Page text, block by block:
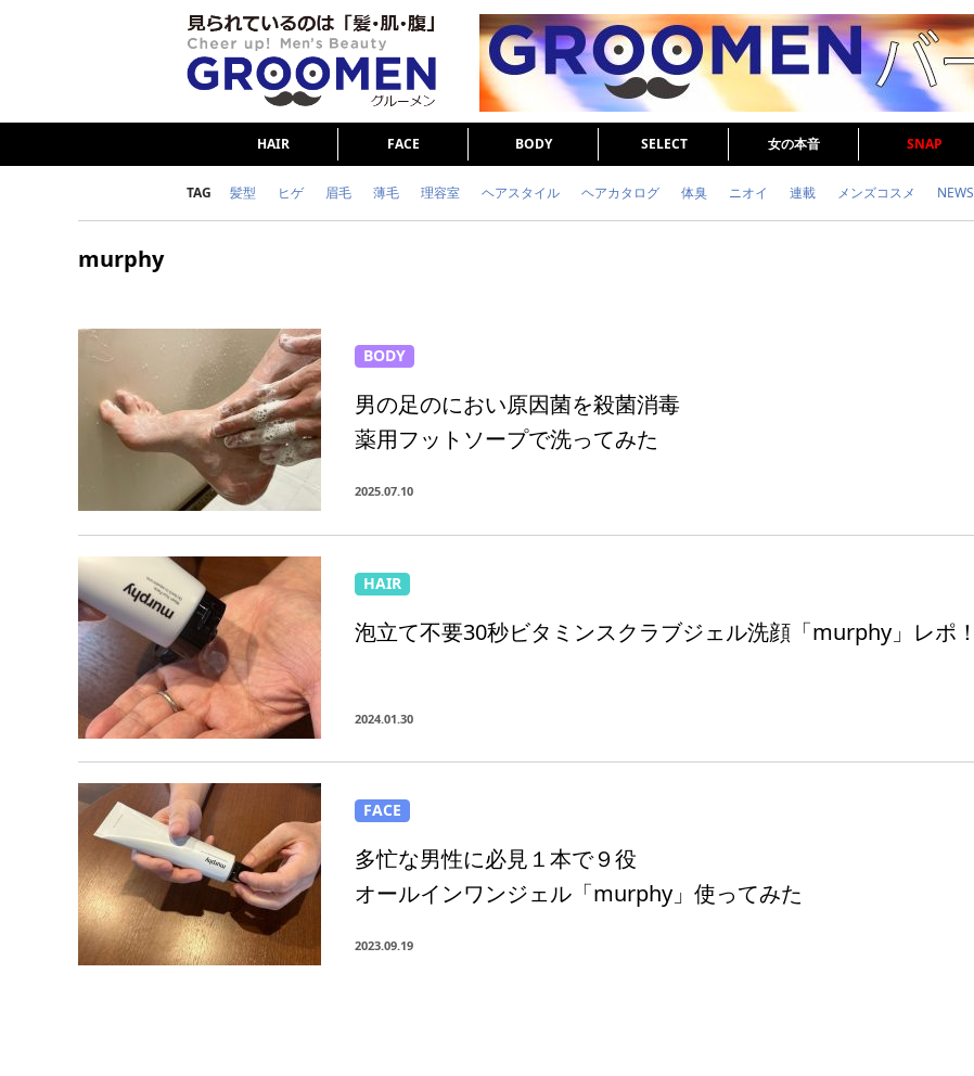
HAIR FACE BODY SELECT 女の本音 SNAP
TAG 髪型 ヒゲ 眉毛 薄毛 理容室 ヘアスタイル ヘアカタログ 体臭 ニオイ 連載 メンズコスメ NEWS
murphy
BODY
男の足のにおい原因菌を殺菌消毒
薬用フットソープで洗ってみた
2025.07.10
HAIR
泡立て不要30秒ビタミンスクラブジェル洗顔「murphy」レポ！
2024.01.30
FACE
多忙な男性に必見１本で９役
オールインワンジェル「murphy」使ってみた
2023.09.19